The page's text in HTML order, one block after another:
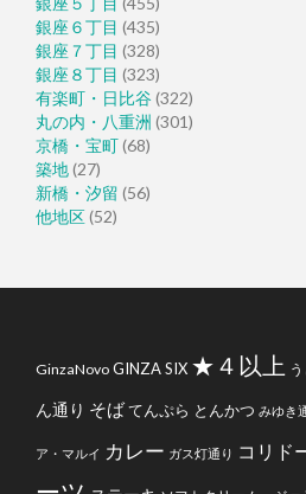
銀座６丁目 (435)
銀座７丁目 (328)
銀座８丁目 (323)
有楽町・日比谷(322)
丸の内・八重洲 (301)
京橋・宝町(68)
築地(27)
新橋・汐留 (56)
他地区(52)
GinzaNovo GINZA SIX ★４以上
ん通り そばてんぷら とんかつ みゆき
ア・マルイ カレー ガス灯通り コリド